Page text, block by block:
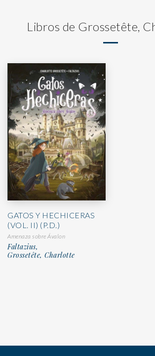
Libros de Grossetête,
GATOS Y HECHICERAS
(VOL. II) (P.D.)
Amenaza sobre Ávalon
Faltazius,
Grossetête, Charlotte